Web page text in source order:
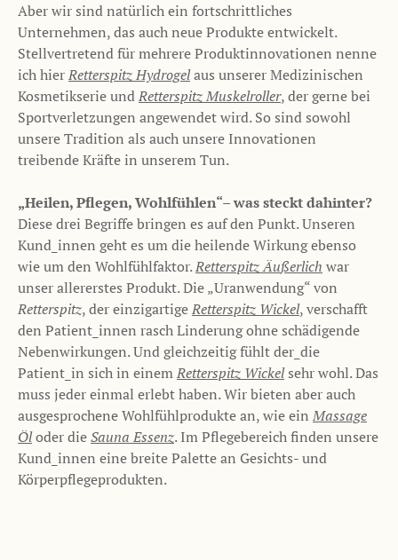
Aber wir sind natürlich ein fortschrittliches
Unternehmen, das auch neue Produkte entwickelt.
Stellvertretend für mehrere Produktinnovationen nenne
ich hierRetterspitz Hydrogelaus unserer Medizinischen
Kosmetikserie undRetterspitz Muskelroller, der gerne bei
Sportverletzungen angewendet wird. So sind sowohl
unsere Tradition als auch unsere Innovationen
treibende Kräfte in unserem Tun.
„Heilen, Pflegen, Wohlfühlen“– was steckt dahinter?
Diese drei Begriffe bringen es auf den Punkt. Unseren
Kund_innen geht es um die heilende Wirkung ebenso
wie um den Wohlfühlfaktor.Retterspitz Äußerlich war
unser allererstes Produkt. Die „Uranwendung“ von
Retterspitz, der einzigartigeRetterspitz Wickel, verschafft
den Patient_innen rasch Linderung ohne schädigende
Nebenwirkungen. Und gleichzeitig fühlt der_die
Patient_in sich in einemRetterspitz Wickelsehr wohl. Das
muss jeder einmal erlebt haben. Wir bieten aber auch
ausgesprochene Wohlfühlprodukte an, wie ein Massage
Öloder dieSauna Essenz. Im Pflegebereich finden unsere
Kund_innen eine breite Palette an Gesichts- und
Körperpflegeprodukten.